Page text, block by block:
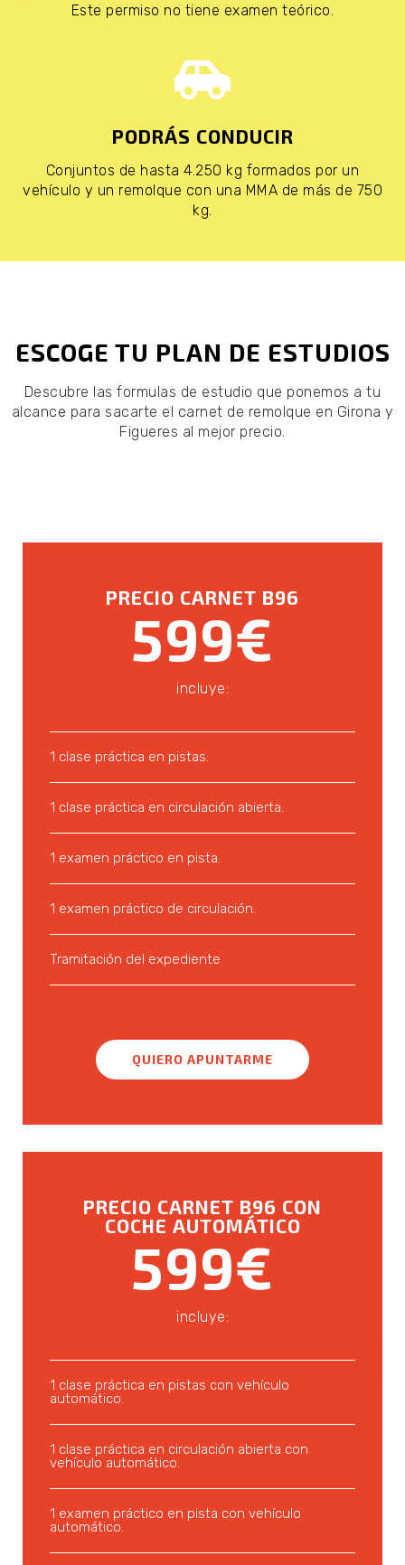
Este permiso no tiene examen teórico.
PODRÁS CONDUCIR
Conjuntos de hasta 4.250 kg formados por un
vehículo y un remolque con una MMA de más de 750
kg.
ESCOGE TU PLAN DE ESTUDIOS
Descubre las formulas de estudio que ponemos a tu
alcance para sacarte el carnet de remolque en Girona y
Figueres al mejor precio.
PRECIO CARNET B96
599€
incluye:
1 clase práctica en pistas.
1 clase práctica en circulación abierta.
1 examen práctico en pista.
1 examen práctico de circulación.
Tramitación del expediente
QUIERO APUNTARME
PRECIO CARNET B96 CON
COCHE AUTOMÁTICO
599€
incluye:
1 clase práctica en pistas con vehículo
automático.
1 clase práctica en circulación abierta con
vehículo automático.
1 examen práctico en pista con vehículo
automático.